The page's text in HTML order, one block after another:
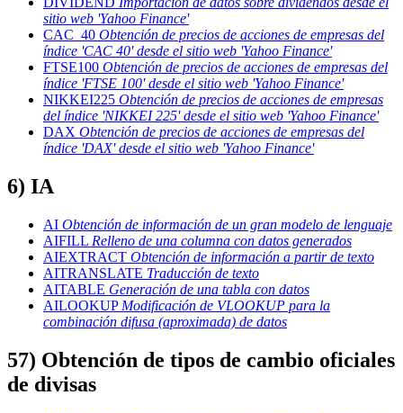
sitio web 'Yahoo Finance'
CAC_40 Obtención de precios de acciones de empresas del
índice 'CAC 40' desde el sitio web 'Yahoo Finance'
FTSE100 Obtención de precios de acciones de empresas del
índice 'FTSE 100' desde el sitio web 'Yahoo Finance'
NIKKEI225 Obtención de precios de acciones de empresas
del índice 'NIKKEI 225' desde el sitio web 'Yahoo Finance'
DAX Obtención de precios de acciones de empresas del
índice 'DAX' desde el sitio web 'Yahoo Finance'
6) IA
AI Obtención de información de un gran modelo de lenguaje
AIFILL Relleno de una columna con datos generados
AIEXTRACT Obtención de información a partir de texto
AITRANSLATE Traducción de texto
AITABLE Generación de una tabla con datos
AILOOKUP Modificación de VLOOKUP para la
combinación difusa (aproximada) de datos
57) Obtención de tipos de cambio oficiales
de divisas